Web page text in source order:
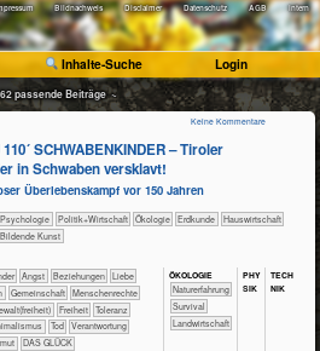
Bildnachweis Disclaimer Datenschutz AGB Intern
Inhalte-Suche Login
passende Beiträge ~
SCHWABENKINDER – Tiroler
in Schwaben versklavt!
Überlebenskampf vor 150 Jahren
​​​​​​​​​​Psychologie ​​​​​​​​​Politik+​Wirtschaft ​​​​​​​​Ökologie ​​​​​Erdkunde
​Haus­wirtschaft
Bildende Kunst
​​​​​​​​​​​​​Angst ​​​​​​​​​​​​​Beziehungen
​​​​​​​​​​​​Liebe
​​​​​​​​​​Gemeinschaft
​​​​​​​Menschenrechte
​​​Freiheit
​​​Toleranz
​​Tod
​​Verantwortung
DAS GLÜCK
ÖKO​LOGIE
​​​​​​​​​​​​​Naturerfahrung
​​​​​​​​​​​​Survival
​​​​​Landwirtschaft
PHY​
SIK
TECH​
NIK
Keine Kommentare